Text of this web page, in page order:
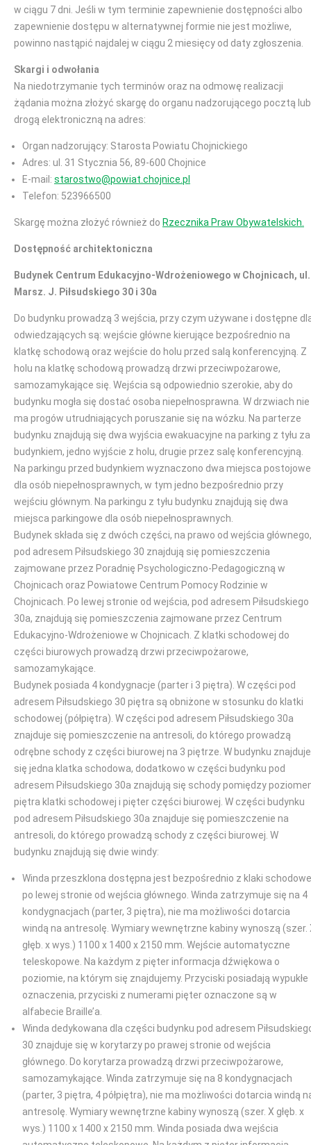
w ciągu 7 dni. Jeśli w tym terminie zapewnienie dostępności albo
zapewnienie dostępu w alternatywnej formie nie jest możliwe,
powinno nastąpić najdalej w ciągu 2 miesięcy od daty zgłoszenia.
Skargi i odwołania
Na niedotrzymanie tych terminów oraz na odmowę realizacji
żądania można złożyć skargę do organu nadzorującego pocztą lub
drogą elektroniczną na adres:
Organ nadzorujący: Starosta Powiatu Chojnickiego
Adres: ul. 31 Stycznia 56, 89-600 Chojnice
E-mail: starostwo@powiat.chojnice.pl
Telefon: 523966500
Skargę można złożyć również do Rzecznika Praw Obywatelskich.
Dostępność architektoniczna
Budynek Centrum Edukacyjno-Wdrożeniowego w Chojnicach, ul.
Marsz. J. Piłsudskiego 30 i 30a
Do budynku prowadzą 3 wejścia, przy czym używane i dostępne
odwiedzających są: wejście główne kierujące bezpośrednio na
klatkę schodową oraz wejście do holu przed salą konferencyjną. Z
holu na klatkę schodową prowadzą drzwi przeciwpożarowe,
samozamykające się. Wejścia są odpowiednio szerokie, aby do
budynku mogła się dostać osoba niepełnosprawna. W drzwiach nie
ma progów utrudniających poruszanie się na wózku. Na parterze
budynku znajdują się dwa wyjścia ewakuacyjne na parking z tyłu za
budynkiem, jedno wyjście z holu, drugie przez salę konferencyjną.
Na parkingu przed budynkiem wyznaczono dwa miejsca postojowe
dla osób niepełnosprawnych, w tym jedno bezpośrednio przy
wejściu głównym. Na parkingu z tyłu budynku znajdują się dwa
miejsca parkingowe dla osób niepełnosprawnych.
Budynek składa się z dwóch części, na prawo od wejścia głównego,
pod adresem Piłsudskiego 30 znajdują się pomieszczenia
zajmowane przez Poradnię Psychologiczno-Pedagogiczną w
Chojnicach oraz Powiatowe Centrum Pomocy Rodzinie w
Chojnicach. Po lewej stronie od wejścia, pod adresem Piłsudskiego
30a, znajdują się pomieszczenia zajmowane przez Centrum
Edukacyjno-Wdrożeniowe w Chojnicach. Z klatki schodowej do
części biurowych prowadzą drzwi przeciwpożarowe,
samozamykające.
Budynek posiada 4 kondygnacje (parter i 3 piętra). W części pod
adresem Piłsudskiego 30 piętra są obniżone w stosunku do klatki
schodowej (półpiętra). W części pod adresem Piłsudskiego 30a
znajduje się pomieszczenie na antresoli, do którego prowadzą
odrębne schody z części biurowej na 3 piętrze. W budynku znajduje
się jedna klatka schodowa, dodatkowo w części budynku pod
adresem Piłsudskiego 30a znajdują się schody pomiędzy
piętra klatki schodowej i pięter części biurowej. W części budynku
pod adresem Piłsudskiego 30a znajduje się pomieszczenie na
antresoli, do którego prowadzą schody z części biurowej. W
budynku znajdują się dwie windy:
Winda przeszklona dostępna jest bezpośrednio z klaki
po lewej stronie od wejścia głównego. Winda zatrzymuje się na 4
kondygnacjach (parter, 3 piętra), nie ma możliwości dotarcia
windą na antresolę. Wymiary wewnętrzne kabiny wynoszą (szer.
głęb. x wys.) 1100 x 1400 x 2150 mm. Wejście automatyczne
teleskopowe. Na każdym z pięter informacja dźwiękowa o
poziomie, na którym się znajdujemy. Przyciski posiadają wypukłe
oznaczenia, przyciski z numerami pięter oznaczone są w
alfabecie Braille’a.
Winda dedykowana dla części budynku pod adresem
30 znajduje się w korytarzy po prawej stronie od wejścia
głównego. Do korytarza prowadzą drzwi przeciwpożarowe,
samozamykające. Winda zatrzymuje się na 8 kondygnacjach
(parter, 3 piętra, 4 półpiętra), nie ma możliwości dotarcia windą
antresolę. Wymiary wewnętrzne kabiny wynoszą (szer. X głęb. x
wys.) 1100 x 1400 x 2150 mm. Winda posiada dwa wejścia